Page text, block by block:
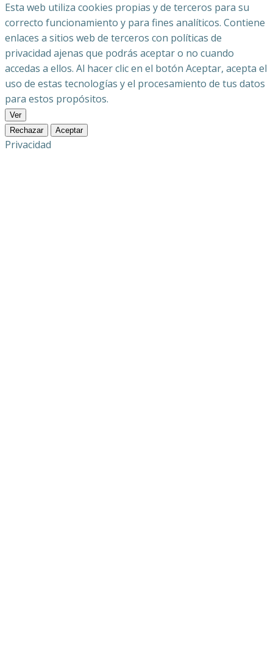
Esta web utiliza cookies propias y de terceros para su
correcto funcionamiento y para fines analíticos. Contiene
enlaces a sitios web de terceros con políticas de
privacidad ajenas que podrás aceptar o no cuando
accedas a ellos. Al hacer clic en el botón Aceptar, acepta el
uso de estas tecnologías y el procesamiento de tus datos
para estos propósitos.
Ver
Rechazar
Aceptar
Privacidad